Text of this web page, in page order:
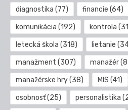
diagnostika (77) financie (64)
komunikácia (192) kontrola
letecká škola (318) lietanie
manažment (307) manažér
manažérske hry(38) MIS (41)
osobnosť(25) personalistika